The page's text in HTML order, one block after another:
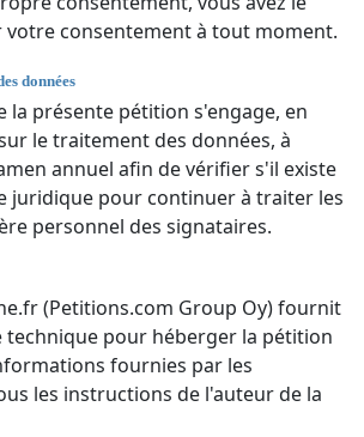
consentement à tout moment.
données
la présente pétition s'engage, en
le traitement des données, à
annuel afin de vérifier s'il existe
juridique pour continuer à traiter les
personnel des signataires.
(Petitions.com Group Oy) fournit
technique pour héberger la pétition
fournies par les
les instructions de l'auteur de la